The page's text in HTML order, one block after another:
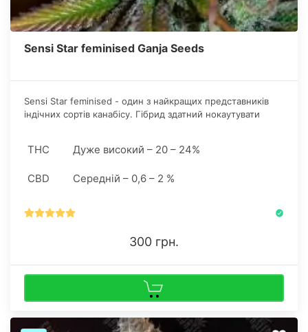
Sensi Star feminised Ganja Seeds
Sensi Star feminised - один з найкращих представників
індічних сортів канабісу. Гібрид здатний нокаутувати
представникам індічних сортів канабісу.
THC Дуже високий – 20 – 24%
CBD Середній – 0,6 – 2 %
300 грн.